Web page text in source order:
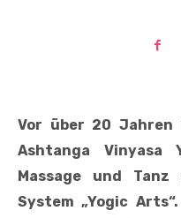
Vor über 20 Jahren
Ashtanga Vinyasa
Massage und Tanz
System „Yogic